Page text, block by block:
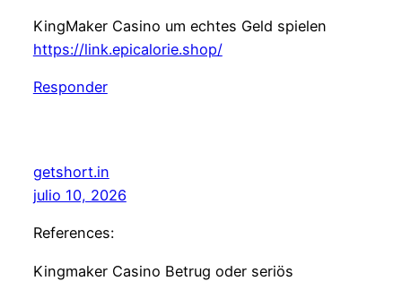
KingMaker Casino um echtes Geld spielen
https://link.epicalorie.shop/
Responder
getshort.in
julio 10, 2026
References:
Kingmaker Casino Betrug oder seriös